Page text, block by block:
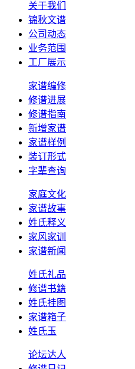
关于我们
锦秋文谱
公司动态
业务范围
工厂展示
家谱编修
修谱进展
修谱指南
新增家谱
家谱样例
装订形式
字辈查询
家庭文化
家谱故事
姓氏释义
家风家训
家谱新闻
姓氏礼品
修谱书籍
姓氏挂图
家谱箱子
姓氏玉
论坛达人